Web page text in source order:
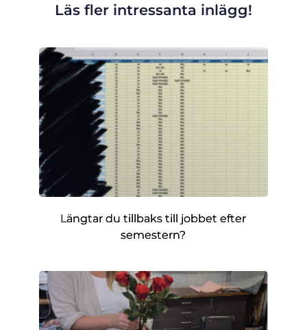
Läs fler intressanta inlägg!
Längtar du tillbaks till jobbet efter
semestern?